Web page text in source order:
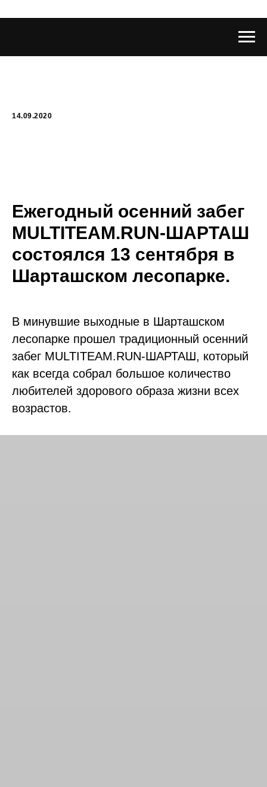
14.09.2020
Ежегодный осенний забег
MULTITEAM.RUN-ШАРТАШ
состоялся 13 сентября в
Шарташском лесопарке.
В минувшие выходные в Шарташском
лесопарке прошел традиционный осенний
забег MULTITEAM.RUN-ШАРТАШ, который
как всегда собрал большое количество
любителей здорового образа жизни всех
возрастов.